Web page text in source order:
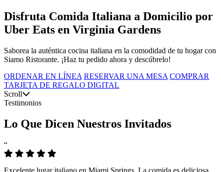
Disfruta Comida Italiana a Domicilio por
Uber Eats en Virginia Gardens
Saborea la auténtica cocina italiana en la comodidad de tu hogar con
Siamo Ristorante. ¡Haz tu pedido ahora y descúbrelo!
ORDENAR EN LÍNEA RESERVAR UNA MESA COMPRAR
TARJETA DE REGALO DIGITAL
Scroll
Testimonios
Lo Que Dicen Nuestros Invitados
“
Excelente lugar italiano en Miami Springs. La comida es deliciosa.